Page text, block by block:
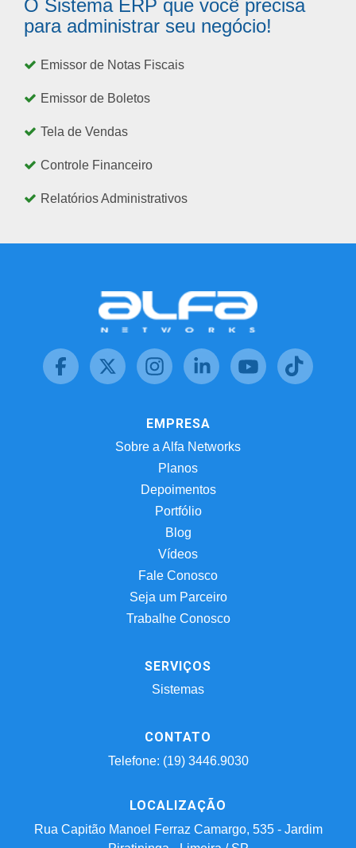
O Sistema ERP que você precisa
para administrar seu negócio!
Emissor de Notas Fiscais
Emissor de Boletos
Tela de Vendas
Controle Financeiro
Relatórios Administrativos
EMPRESA
Sobre a Alfa Networks
Planos
Depoimentos
Portfólio
Blog
Vídeos
Fale Conosco
Seja um Parceiro
Trabalhe Conosco
SERVIÇOS
Sistemas
CONTATO
Telefone: (19) 3446.9030
LOCALIZAÇÃO
Rua Capitão Manoel Ferraz Camargo, 535 - Jardim